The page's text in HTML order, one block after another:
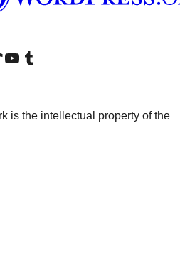
kontuTikTok kontu
Apmeklējiet mūsu YouTube kanālu
Apmeklējiet mūsu Tumblr kontu
is the intellectual property of the